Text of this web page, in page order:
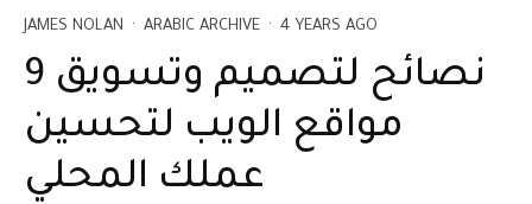
JAMES NOLAN · ARABIC ARCHIVE · 4 YEARS AGO
9 نصائح لتصميم وتسويق
مواقع الويب لتحسين
عملك المحلي